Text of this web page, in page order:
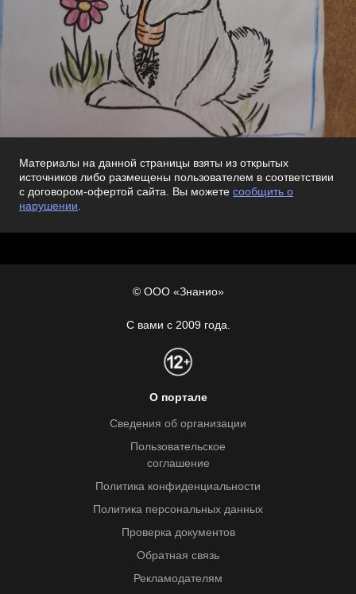
Материалы на данной страницы взяты из открытых
источников либо размещены пользователем в соответствии
с договором-офертой сайта. Вы можете сообщить о
нарушении.
© ООО «Знанио»
С вами с 2009 года.
О портале
Сведения об организации
Пользовательское
соглашение
Политика конфиденциальности
Политика персональных данных
Проверка документов
Обратная связь
Рекламодателям